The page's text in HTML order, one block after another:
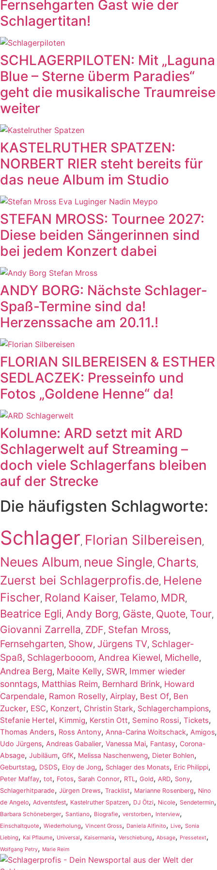
Fernsehgarten Gast wie der
Schlagertitan!
SCHLAGERPILOTEN: Mit „Laguna
Blue – Sterne überm Paradies“
geht die musikalische Traumreise
weiter
KASTELRUTHER SPATZEN:
NORBERT RIER steht bereits für
das neue Album im Studio
STEFAN MROSS: Tournee 2027:
Diese beiden Sängerinnen sind
bei jedem Konzert dabei
ANDY BORG: Nächste Schlager-
Spaß-Termine sind da!
Herzenssache am 20.11.!
FLORIAN SILBEREISEN & ESTHER
SEDLACZEK: Presseinfo und
Fotos „Goldene Henne“ da!
Kolumne: ARD setzt mit ARD
Schlagerwelt auf Streaming –
doch viele Schlagerfans bleiben
auf der Strecke
Die häufigsten Schlagworte:
Schlager, Florian Silbereisen,
Neues Album, neue Single, Charts,
Zuerst bei Schlagerprofis.de, Helene
Fischer, Roland Kaiser, Telamo, MDR,
Beatrice Egli, Andy Borg, Gäste, Quote, Tour,
Giovanni Zarrella, ZDF, Stefan Mross,
Fernsehgarten, Show, Jürgens TV, Schlager-
Spaß, Schlagerbooom, Andrea Kiewel, Michelle,
Andrea Berg, Maite Kelly, SWR, Immer wieder
sonntags, Matthias Reim, Bernhard Brink, Howard
Carpendale, Ramon Roselly, Airplay, Best Of, Ben
Zucker, ESC, Konzert, Christin Stark, Schlagerchampions,
Stefanie Hertel, Kimmig, Kerstin Ott, Semino Rossi, Tickets,
Thomas Anders, Ross Antony, Anna-Carina Woitschack, Amigos,
Udo Jürgens, Andreas Gabalier, Vanessa Mai, Fantasy, Corona-
Absage, Jubiläum, GfK, Melissa Naschenweng, Dieter Bohlen,
Geburtstag, DSDS, Eloy de Jong, Schlager des Monats, Eric Philippi,
Peter Maffay, tot, Fotos, Sarah Connor, RTL , Gold, ARD, Sony,
Schlagerhitparade, Jürgen Drews, Tracklist, Marianne Rosenberg, Nino
de Angelo, Adventsfest, Kastelruther Spatzen, DJ Ötzi, Nicole, Sendetermin,
Barbara Schöneberger, Santiano, Biografie, verstorben, Interview,
Einschaltquote, Wiederholung, Vincent Gross, Daniela Alfinito, Live, Sonia
Liebing, Kai Pflaume, Universal, Kaisermania, Verschiebung, Absage, Pressetext,
Wolfgang Petry, Marie Reim